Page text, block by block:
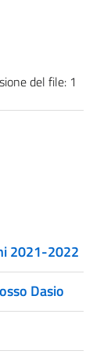
del file: 1
2021-2022
Dasio